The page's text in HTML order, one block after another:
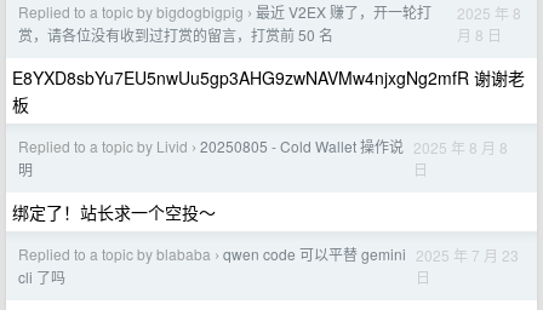
Replied to a topic by bigdogbigpig › 最近 V2EX 赚了，开一轮打
赏，请各位没有收到过打赏的留言，打赏前 50 名
2025 年 8
月 8 日
E8YXD8sbYu7EU5nwUu5gp3AHG9zwNAVMw4njxgNg2mfR 谢谢老
板
Replied to a topic by Livid › 20250805 - Cold Wallet 操作说
明
2025 年 8 月 8
日
绑定了！站长求一个空投～
Replied to a topic by blababa › qwen code 可以平替 gemini
cli 了吗
2025 年 7 月 23
日